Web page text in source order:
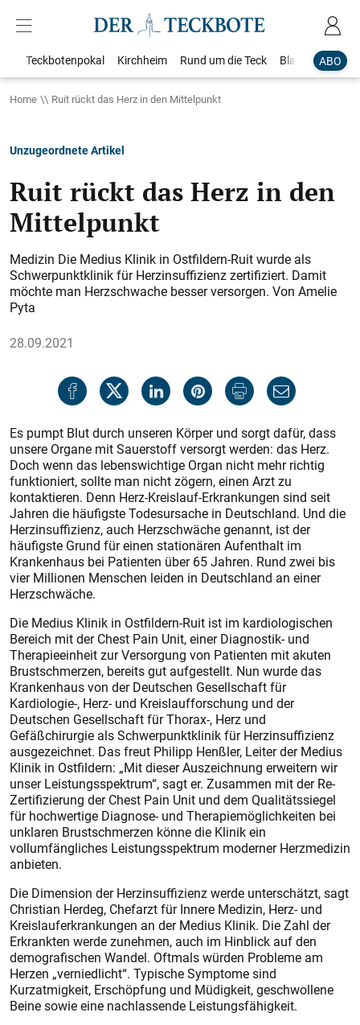
ABO
Teckbotenpokal Kirchheim Rund um die Teck Blaulicht
Home Ruit rückt das Herz in den Mittelpunkt
Unzugeordnete Artikel
Ruit rückt das Herz in den
Mittelpunkt
Medizin Die Medius Klinik in Ostfildern-Ruit wurde als
Schwerpunktklinik für Herzinsuffizienz zertifiziert. Damit
möchte man Herzschwache besser versorgen. Von Amelie
Pyta
28.09.2021
Es pumpt Blut durch unseren Körper und sorgt dafür, dass
unsere Organe mit Sauerstoff versorgt werden: das Herz.
Doch wenn das lebenswichtige Organ nicht mehr richtig
funktioniert, sollte man nicht zögern, einen Arzt zu
kontaktieren. Denn Herz-Kreislauf-Erkrankungen sind seit
Jahren die häufigste Todesursache in Deutschland. Und die
Herzinsuffizienz, auch Herzschwäche genannt, ist der
häufigste Grund für einen stationären Aufenthalt im
Krankenhaus bei Patienten über 65 Jahren. Rund zwei bis
vier Millionen Menschen leiden in Deutschland an einer
Herzschwäche.
Die Medius Klinik in Ostfildern-Ruit ist im kardiologischen
Bereich mit der Chest Pain Unit, einer Diagnostik- und
Therapieeinheit zur Versorgung von Patienten mit akuten
Brustschmerzen, bereits gut aufgestellt. Nun wurde das
Krankenhaus von der Deutschen Gesellschaft für
Kardiologie-, Herz- und Kreislaufforschung und der
Deutschen Gesellschaft für Thorax-, Herz und
Gefäßchirurgie als Schwerpunktklinik für Herzinsuffizienz
ausgezeichnet. Das freut Philipp Henßler, Leiter der Medius
Klinik in Ostfildern: „Mit dieser Auszeichnung erweitern wir
unser Leistungsspektrum“, sagt er. Zusammen mit der Re-
Zertifizierung der Chest Pain Unit und dem Qualitätssiegel
für hochwertige Diagnose- und Therapiemöglichkeiten bei
unklaren Brustschmerzen könne die Klinik ein
vollumfängliches Leistungsspektrum moderner Herzmedizin
anbieten.
Die Dimension der Herzinsuffizienz werde unterschätzt, sagt
Christian Herdeg, Chefarzt für Innere Medizin, Herz- und
Kreislauf­erkrankungen an der Medius Klinik. Die Zahl der
Erkrankten werde zunehmen, auch im Hinblick auf den
demografischen Wandel. Oftmals würden Probleme am
Herzen „verniedlicht“. Typische Symptome sind
Kurzatmigkeit, Erschöpfung und Müdigkeit, geschwollene
Beine sowie eine nachlassende Leistungsfähigkeit.